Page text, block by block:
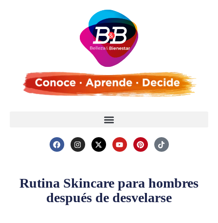
Rutina Skincare para hombres
después de desvelarse